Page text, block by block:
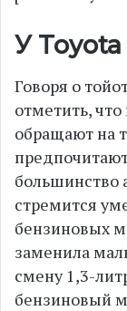
У
Говоря о
отметить,
обращают на
большинство
стремится
бензиновых
заменила
смену 1,3-
бензиновый